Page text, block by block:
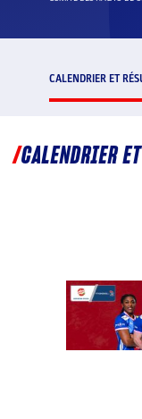
CALENDRIER ET
CALENDRIER